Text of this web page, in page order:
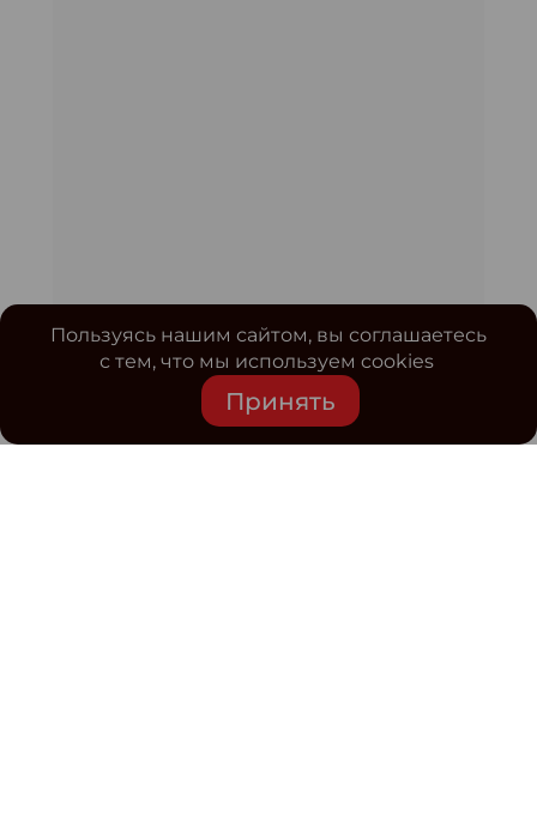
Пользуясь нашим сайтом, вы соглашаетесь
с тем, что мы используем cookies
Принять